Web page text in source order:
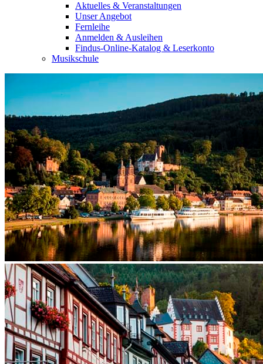
Aktuelles & Veranstaltungen
Unser Angebot
Fernleihe
Anmelden & Ausleihen
Findus-Online-Katalog & Leserkonto
Musikschule